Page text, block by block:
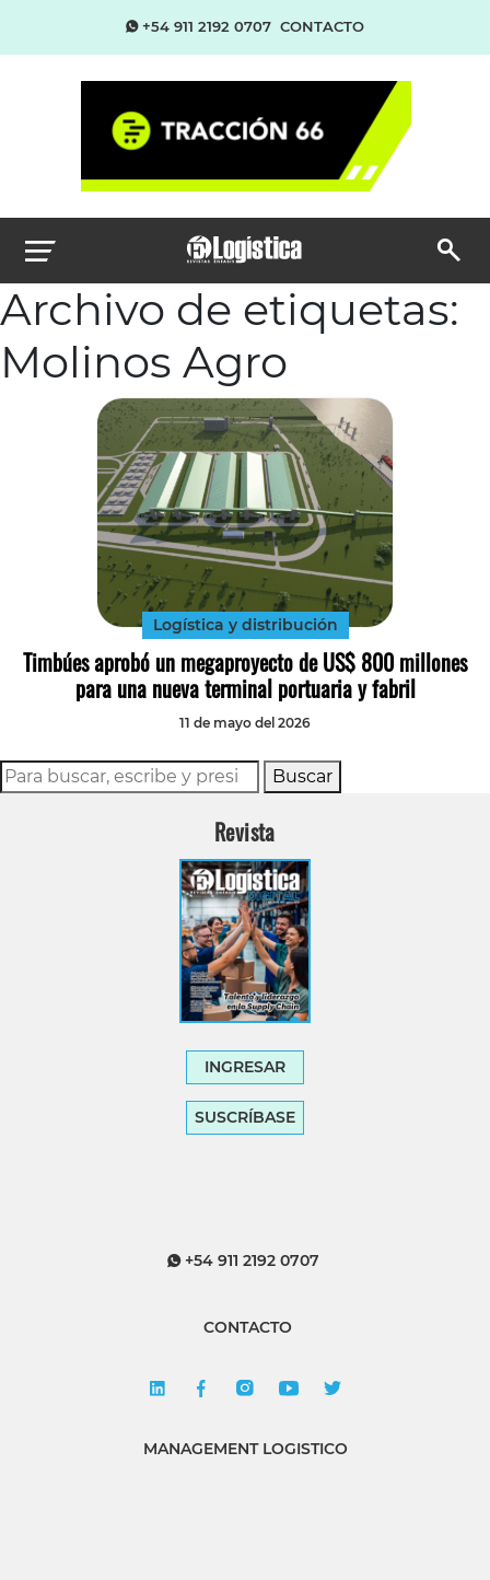
+54 911 2192 0707 CONTACTO
Archivo de etiquetas:
Molinos Agro
Logística y distribución
Timbúes aprobó un megaproyecto de US$ 800 millones
para una nueva terminal portuaria y fabril
11 de mayo del 2026
Buscar
Revista
INGRESAR
SUSCRÍBASE
+54 911 2192 0707
CONTACTO
MANAGEMENT LOGISTICO